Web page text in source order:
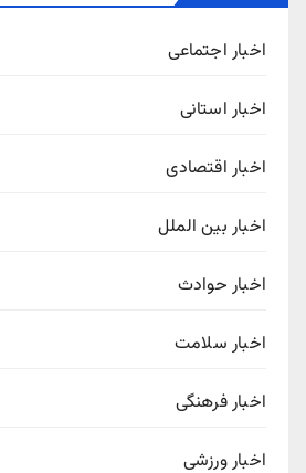
اخبار اجتماعی
اخبار استانی
اخبار اقتصادی
اخبار بین الملل
اخبار حوادث
اخبار سلامت
اخبار فرهنگی
اخبار ورزشی